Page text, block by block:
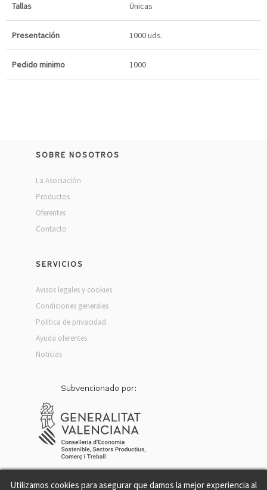
Tallas Únicas
Presentación 1000 uds.
Pedido minimo 1000
SOBRE NOSOTROS
La Asociación
Productos
Oferentes
Contacto
SERVICIOS
Avisos legales y cookies
Condiciones generales
Politica de privacidad
Ayuda oferentes
Noticias
Utilizamos cookies para asegurar que damos la mejor experiencia al